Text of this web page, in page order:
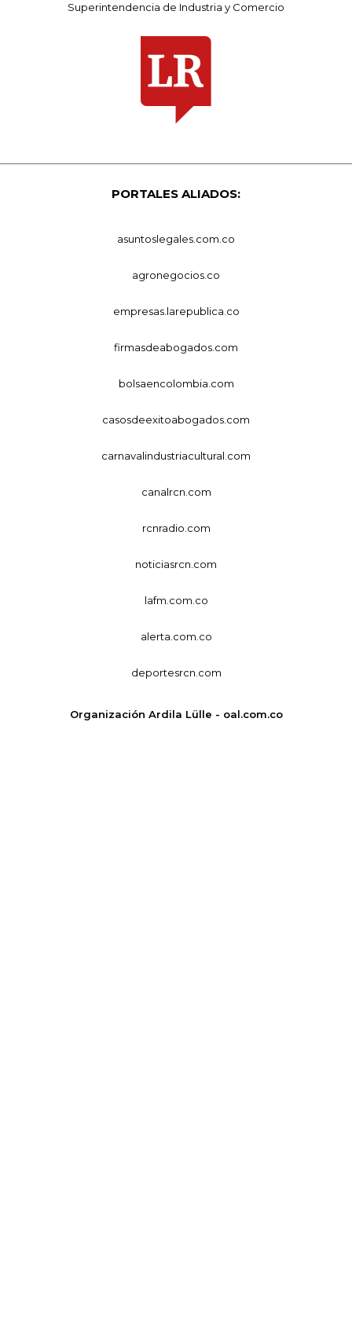
Superintendencia de Industria y Comercio
PORTALES ALIADOS:
asuntoslegales.com.co
agronegocios.co
empresas.larepublica.co
firmasdeabogados.com
bolsaencolombia.com
casosdeexitoabogados.com
carnavalindustriacultural.com
canalrcn.com
rcnradio.com
noticiasrcn.com
lafm.com.co
alerta.com.co
deportesrcn.com
Organización Ardila Lülle - oal.com.co